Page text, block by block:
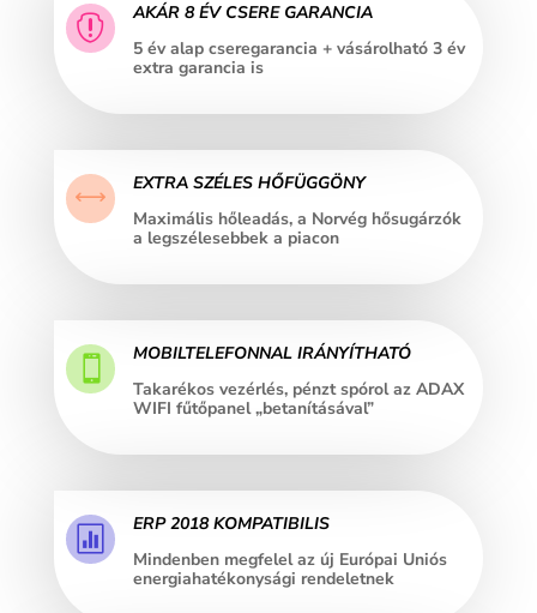

AKÁR 8 ÉV CSERE GARANCIA
5 év alap cseregarancia + vásárolható 3 év
extra garancia is
,
EXTRA SZÉLES HŐFÜGGÖNY
Maximális hőleadás, a Norvég hősugárzók
a legszélesebbek a piacon

MOBILTELEFONNAL IRÁNYÍTHATÓ
Takarékos vezérlés, pénzt spórol az ADAX
WIFI fűtőpanel „betanításával”

ERP 2018 KOMPATIBILIS
Mindenben megfelel az új Európai Uniós
energiahatékonysági rendeletnek